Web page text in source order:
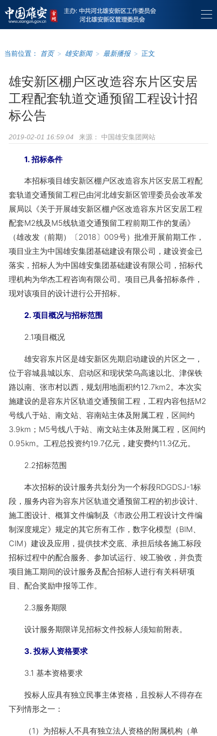
当前位置： 首页 > 雄安新闻 > 最新播报 > 正文
雄安新区棚户区改造容东片区安居
工程配套轨道交通预留工程设计招
标公告
2019-02-01 16:59:04 来源： 中国雄安集团网站
1. 招标条件
本招标项目雄安新区棚户区改造容东片区安居工程配
套轨道交通预留工程已由河北雄安新区管理委员会改革发
展局以《关于开展雄安新区棚户区改造容东片区安居工程
配套M2线及M5线轨道交通预留工程前期工作的复函》
（雄改发（前期）〔2018〕009号）批准开展前期工作，
项目业主为中国雄安集团基础建设有限公司，建设资金已
落实，招标人为中国雄安集团基础建设有限公司，招标代
理机构为华杰工程咨询有限公司。项目已具备招标条件，
现对该项目的设计进行公开招标。
2. 项目概况与招标范围
2.1项目概况
雄安容东片区是雄安新区先期启动建设的片区之一，
位于容城县城以东、启动区和现状荣乌高速以北、津保铁
路以南、张市村以西，规划用地面积约12.7km2。本次实
施建设的是容东片区轨道交通预留工程，工程内容包括M2
号线八于站、南文站、容南站主体及附属工程，区间约
3.9km；M5号线八于站、南文站主体及附属工程，区间约
0.95km。工程总投资约19.7亿元，建安费约11.3亿元。
2.2招标范围
本次招标的设计服务共划分为一个标段RDGDSJ-1标
段，服务内容为容东片区轨道交通预留工程的初步设计、
施工图设计、概算文件编制及《市政公用工程设计文件编
制深度规定》规定的其它所有工作，数字化模型（BIM、
CIM）建设及应用，提供技术交底、承担后续各施工标段
招标过程中的配合服务、参加试运行、竣工验收，并负责
项目施工期间的设计服务及配合招标人进行有关科研项
目、配合奖励申报等工作。
2.3服务期限
设计服务期限详见招标文件投标人须知前附表。
3. 投标人资格要求
3.1 基本资格要求
投标人应具有独立民事主体资格，且投标人不得存在
下列情形之一：
（1）为招标人不具有独立法人资格的附属机构（单